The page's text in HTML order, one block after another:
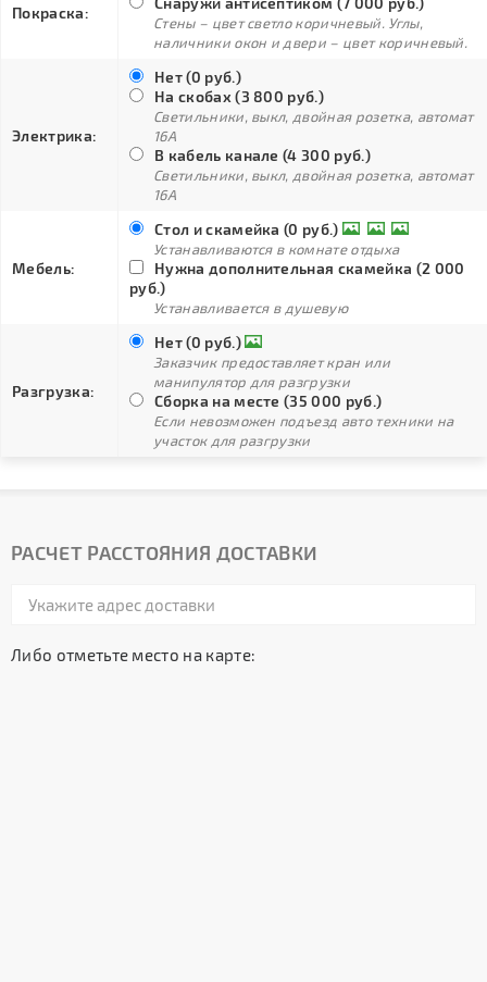
Покраска:
Стены – цвет светло коричневый. Углы,
наличники окон и двери – цвет коричневый.
Электрика:
Нет (0 руб.)
На скобах (3 800 руб.)
Светильники, выкл, двойная розетка, автомат
16А
В кабель канале (4 300 руб.)
Светильники, выкл, двойная розетка, автомат
16А
Мебель:
Стол и скамейка (0 руб.)
Устанавливаются в комнате отдыха
Нужна дополнительная скамейка (2 000
руб.)
Устанавливается в душевую
Разгрузка:
Нет (0 руб.)
Заказчик предоставляет кран или
манипулятор для разгрузки
Сборка на месте (35 000 руб.)
Если невозможен подъезд авто техники на
участок для разгрузки
РАСЧЕТ РАССТОЯНИЯ ДОСТАВКИ
Либо отметьте место на карте: